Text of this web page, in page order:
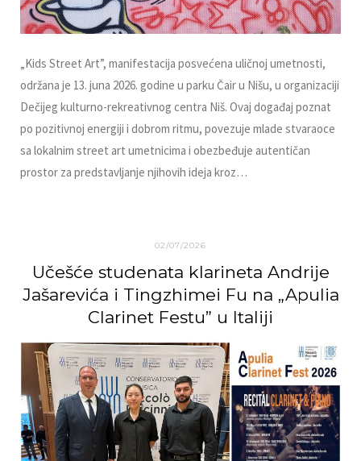
„Kids Street Art”, manifestacija posvećena uličnoj umetnosti,
održana je 13. juna 2026. godine u parku Čair u Nišu, u organizaciji
Dečijeg kulturno-rekreativnog centra Niš. Ovaj događaj poznat
po pozitivnoj energiji i dobrom ritmu, povezuje mlade stvaraoce
sa lokalnim street art umetnicima i obezbeđuje autentičan
prostor za predstavljanje njihovih ideja kroz…
02/07/2026
Učešće studenata klarineta Andrije
Jašarevića i Tingzhimei Fu na „Apulia
Clarinet Festu” u Italiji